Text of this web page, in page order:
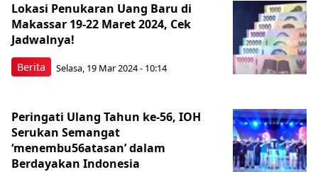
Berita
Lokasi Penukaran Uang Baru di
Makassar 19-22 Maret 2024, Cek
Jadwalnya!
Selasa, 19 Mar 2024 - 10:14
Peringati Ulang Tahun ke-56, IOH
Serukan Semangat
‘menembu56atasan’ dalam
Berdayakan Indonesia